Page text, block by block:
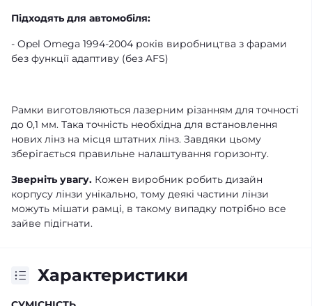
Підходять для автомобіля:
- Opel Omega 1994-2004 років виробництва з фарами
без функції адаптиву (без AFS)
Рамки виготовляються лазерним різанням для точності
до 0,1 мм. Така точність необхідна для встановлення
нових лінз на місця штатних лінз. Завдяки цьому
зберігається правильне налаштування горизонту.
Зверніть увагу. Кожен виробник робить дизайн
корпусу лінзи унікально, тому деякі частини лінзи
можуть мішати рамці, в такому випадку потрібно все
зайве підігнати.
Характеристики